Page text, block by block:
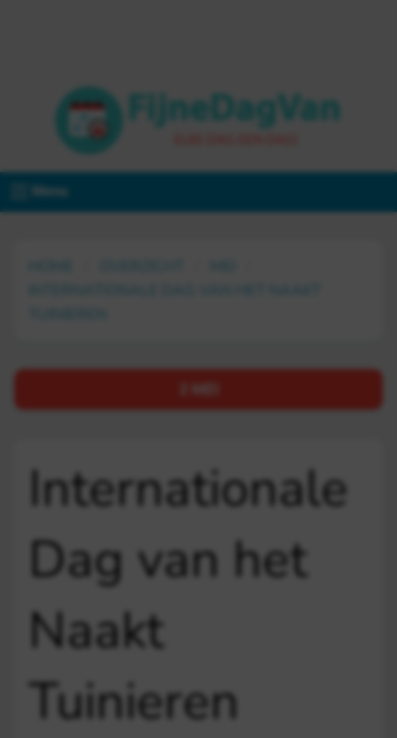
Menu
Internationale
Dag van het
Naakt
Tuinieren